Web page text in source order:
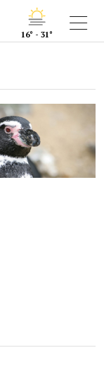
16° - 31°